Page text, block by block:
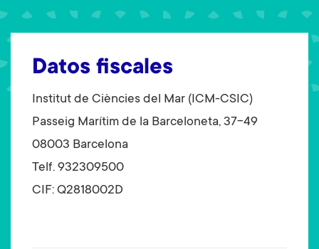
t
t
Datos fiscales
Institut de Ciències del Mar (ICM-CSIC)
Passeig Marítim de la Barceloneta, 37-49
08003 Barcelona
Telf. 932309500
CIF: Q2818002D